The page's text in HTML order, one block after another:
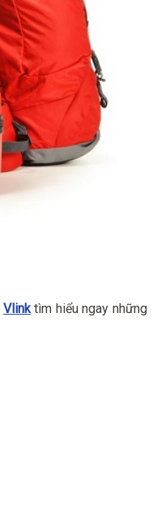
Vlinktìm hiểu ngay những